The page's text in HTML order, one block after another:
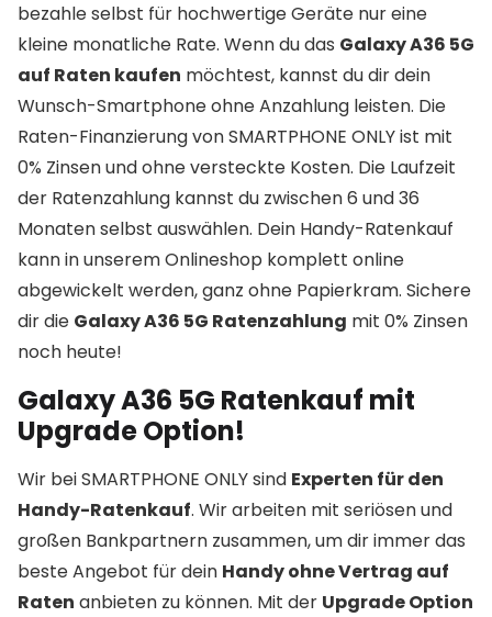
bezahle selbst für hochwertige Geräte nur eine
kleine monatliche Rate. Wenn du das Galaxy A36 5G
auf Raten kaufen möchtest, kannst du dir dein
Wunsch-Smartphone ohne Anzahlung leisten. Die
Raten-Finanzierung von SMARTPHONE ONLY ist mit
0% Zinsen und ohne versteckte Kosten. Die Laufzeit
der Ratenzahlung kannst du zwischen 6 und 36
Monaten selbst auswählen. Dein Handy-Ratenkauf
kann in unserem Onlineshop komplett online
abgewickelt werden, ganz ohne Papierkram. Sichere
dir die Galaxy A36 5G Ratenzahlung mit 0% Zinsen
noch heute!
Galaxy A36 5G Ratenkauf mit
Upgrade Option!
Wir bei SMARTPHONE ONLY sind Experten für den
Handy-Ratenkauf. Wir arbeiten mit seriösen und
großen Bankpartnern zusammen, um dir immer das
beste Angebot für dein Handy ohne Vertrag auf
Raten anbieten zu können. Mit der Upgrade Option